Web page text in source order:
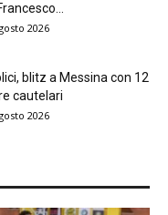
2026
blitz a Messina con 12
cautelari
2026